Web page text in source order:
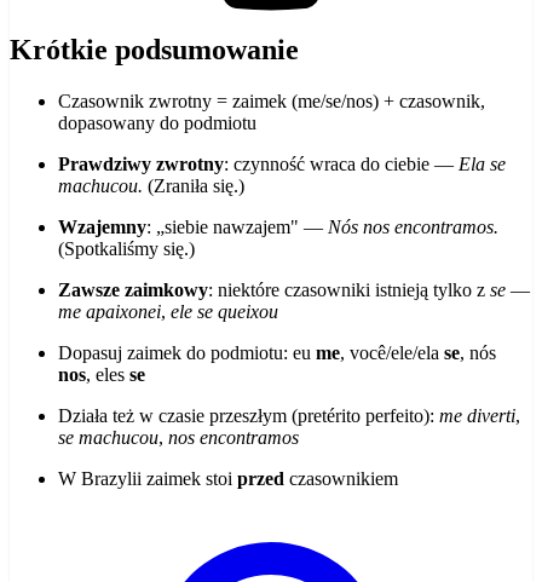
Krótkie podsumowanie
Czasownik zwrotny = zaimek (me/se/nos) + czasownik,
dopasowany do podmiotu
Prawdziwy zwrotny: czynność wraca do ciebie — Ela se
machucou. (Zraniła się.)
Wzajemny: „siebie nawzajem" — Nós nos encontramos.
(Spotkaliśmy się.)
Zawsze zaimkowy: niektóre czasowniki istnieją tylko z se —
me apaixonei, ele se queixou
Dopasuj zaimek do podmiotu: eu me, você/ele/ela se, nós
nos, eles se
Działa też w czasie przeszłym (pretérito perfeito): me diverti,
se machucou, nos encontramos
W Brazylii zaimek stoi przed czasownikiem